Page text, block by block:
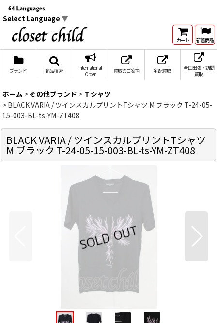
Select Language ▼
カート 新着商品
ブランド 商品検索
International
Order
買取のご案内 宅配買取
全国出張・訪問
買取
ホーム >その他ブランド > Ｔシャツ
> BLACK VARIA / ツインスカルプリントTシャツ M ブラック T-24-05-
15-003-BL-ts-YM-ZT408
BLACK VARIA / ツインスカルプリントTシャツ
M ブラック T-24-05-15-003-BL-ts-YM-ZT408